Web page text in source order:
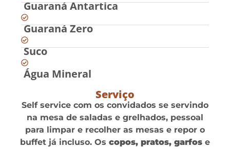
Guaraná Antartica
Guaraná Zero
Suco
Água Mineral
Serviço
Self service com os convidados se servindo
na mesa de saladas e grelhados, pessoal
para limpar e recolher as mesas e repor o
buffet já incluso. Os copos, pratos, garfos e